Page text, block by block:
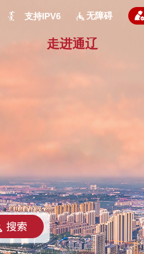
支持IPV6 无障碍
走进通辽